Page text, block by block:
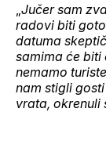
Jučer sam
radovi biti
datuma
samima će biti
nemamo
nam stigli
vrata, okrenuli